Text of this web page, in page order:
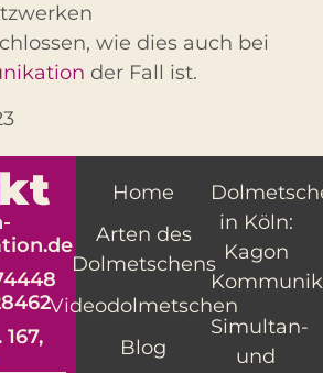
wie dies auch bei
der Fall ist.
Home
Arten des
Dolmetschens
Videodolmetschen
Blog
in Köln:
Kagon
Simultan-
und